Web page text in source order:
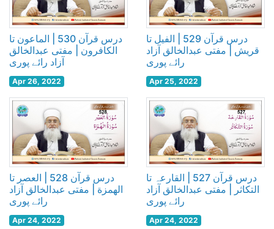
درس قرآن 530 | الماعون تا
الکافرون | مفتی عبدالخالق
آزاد رائے پوری
Apr 26, 2022
درس قرآن 529 | الفیل تا
قریش | مفتی عبدالخالق آزاد
رائے پوری
Apr 25, 2022
درس قرآن 528 | العصر تا
الھمزة | مفتی عبدالخالق آزاد
رائے پوری
Apr 24, 2022
درس قرآن 527 | القارعہ تا
التکاثر | مفتی عبدالخالق آزاد
رائے پوری
Apr 24, 2022